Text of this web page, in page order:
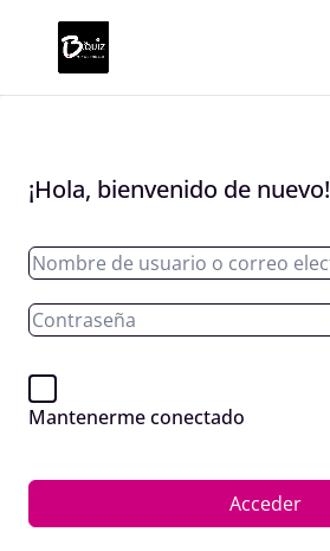
¡Hola, bienvenido de nuevo!
Mantenerme conectado
Acceder